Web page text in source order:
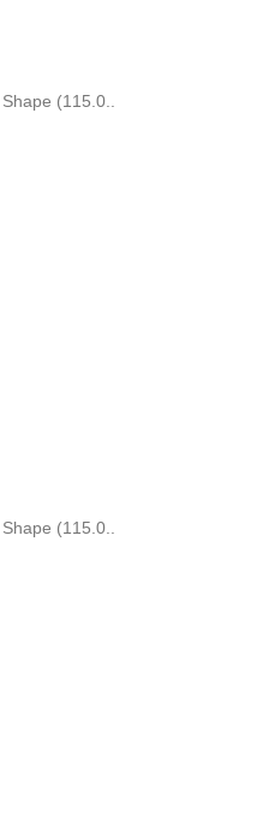
(115.0..
(115.0..